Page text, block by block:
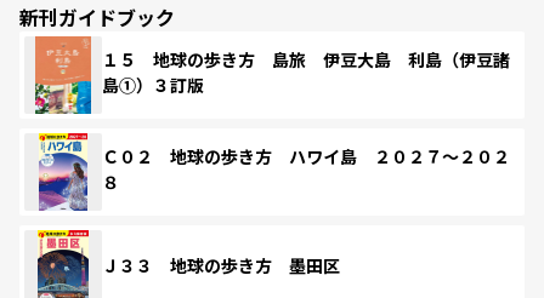
新刊ガイドブック
１５ 地球の歩き方 島旅 伊豆大島 利島（伊豆諸
島①）３訂版
Ｃ０２ 地球の歩き方 ハワイ島 ２０２７～２０２
８
Ｊ３３ 地球の歩き方 墨田区